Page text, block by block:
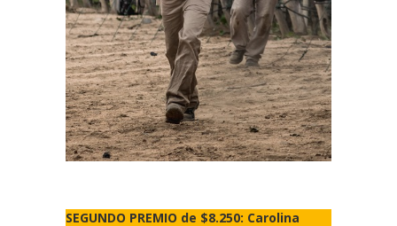
SEGUNDO PREMIO de $8.250: Carolina